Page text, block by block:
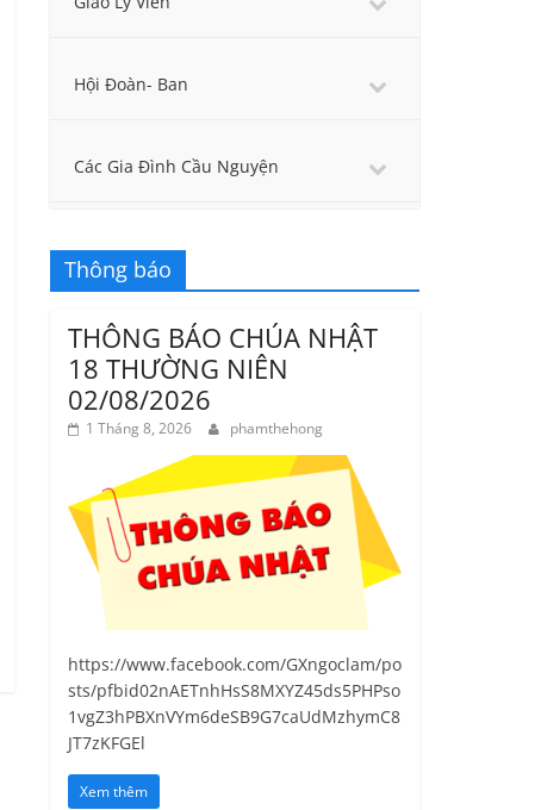
Hội Đoàn- Ban
Các Gia Đình Cầu Nguyện
Thông báo
THÔNG BÁO CHÚA NHẬT
18 THƯỜNG NIÊN
02/08/2026
1 Tháng 8, 2026 phamthehong
https://www.facebook.com/GXngoclam/po
sts/pfbid02nAETnhHsS8MXYZ45ds5PHPso
1vgZ3hPBXnVYm6deSB9G7caUdMzhymC8
JT7zKFGEl
Xem thêm